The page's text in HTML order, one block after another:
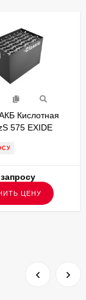
Кислотная
575 EXIDE
ЦЕНУ